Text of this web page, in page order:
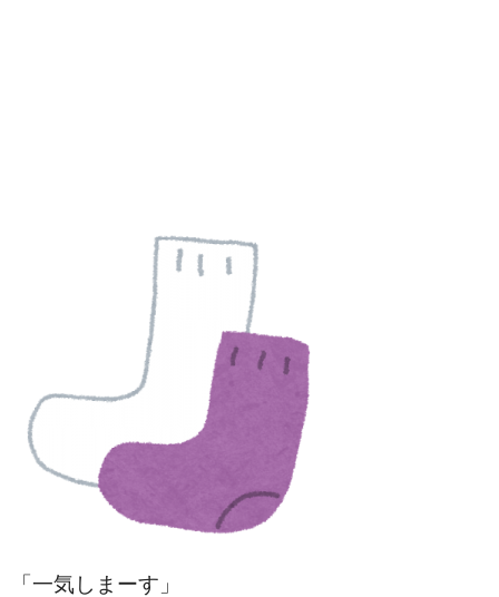
「一気しまーす」